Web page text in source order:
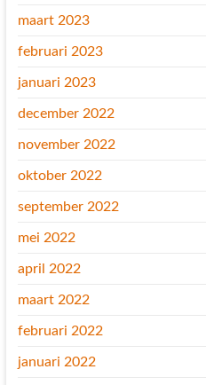
maart 2023
februari 2023
januari 2023
december 2022
november 2022
oktober 2022
september 2022
mei 2022
april 2022
maart 2022
februari 2022
januari 2022